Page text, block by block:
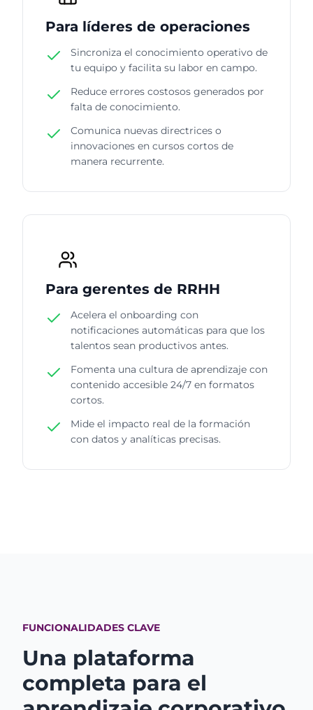
Para líderes de operaciones
Sincroniza el conocimiento operativo de
tu equipo y facilita su labor en campo.
Reduce errores costosos generados por
falta de conocimiento.
Comunica nuevas directrices o
innovaciones en cursos cortos de
manera recurrente.
Para gerentes de RRHH
Acelera el onboarding con
notificaciones automáticas para que los
talentos sean productivos antes.
Fomenta una cultura de aprendizaje con
contenido accesible 24/7 en formatos
cortos.
Mide el impacto real de la formación
con datos y analíticas precisas.
FUNCIONALIDADES CLAVE
Una plataforma
completa para el